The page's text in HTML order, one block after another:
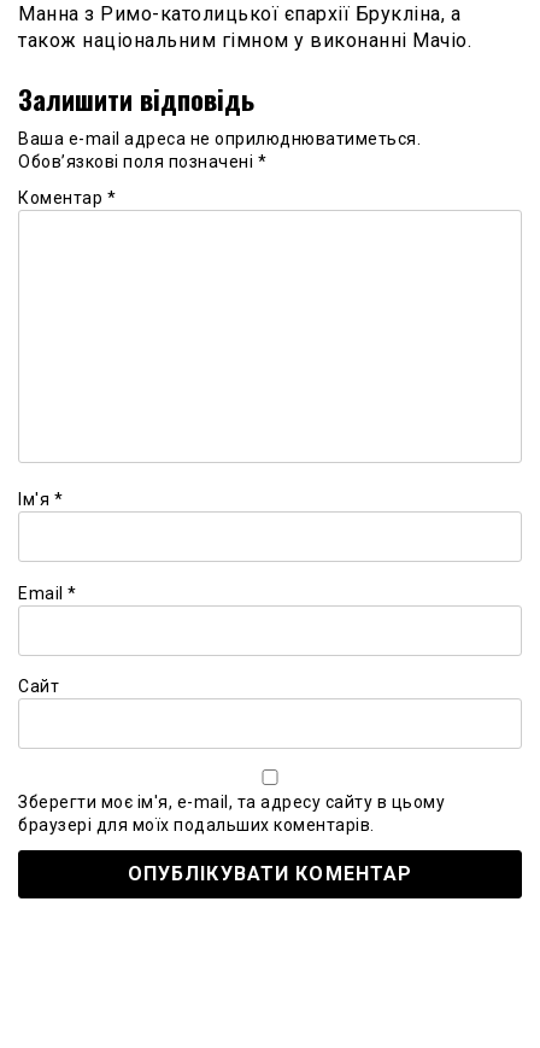
Манна з Римо-католицької єпархії Брукліна, а
також національним гімном у виконанні Мачіо.
Залишити відповідь
Ваша e-mail адреса не оприлюднюватиметься.
Обов’язкові поля позначені *
Коментар *
Ім'я *
Email *
Сайт
Зберегти моє ім'я, e-mail, та адресу сайту в цьому
браузері для моїх подальших коментарів.